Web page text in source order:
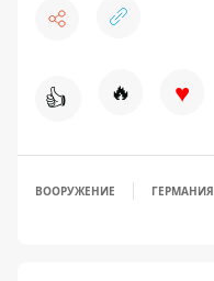
👍 🔥 ♥
ВООРУЖЕНИЕ ГЕРМАНИЯ